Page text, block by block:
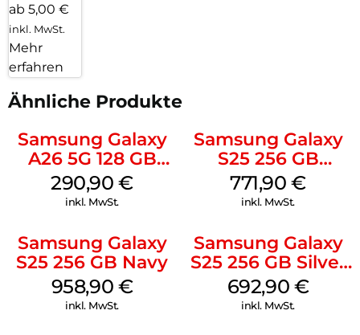
ab 5,00 €
inkl. MwSt.
Mehr
erfahren
Ähnliche Produkte
Samsung Galaxy
A26 5G 128 GB
White
290,90€
inkl. MwSt.
Samsung Galaxy
S25 256 GB
Icyblue
771,90€
inkl. MwSt.
Samsung Galaxy
S25 256 GB Navy
958,90 €
inkl. MwSt.
Samsung Galaxy
S25 256 GB Silver
Shadow
692,90 €
inkl. MwSt.